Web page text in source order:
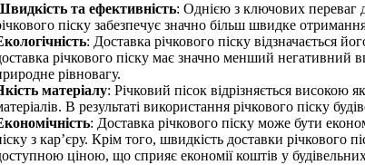
та ефективність: Однією з ключових переваг
піску забезпечує значно більш швидке
: Доставка річкового піску відзначається
річкового піску має значно менший негативний
рівновагу.
матеріалу: Річковий пісок відрізняється високою
В результаті використання річкового піску
: Доставка річкового піску може бути
з кар’єру. Крім того, швидкість доставки річкового
ціною, що сприяє економії коштів у